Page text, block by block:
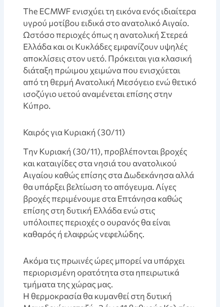
The ECMWF ενισχύει τη εικόνα ενός ιδιαίτερα
υγρού μοτίβου ειδικά στο ανατολικό Αιγαίο.
Ωστόσο περιοχές όπως η ανατολική Στερεά
Ελλάδα και οι Κυκλάδες εμφανίζουν υψηλές
αποκλίσεις στον υετό. Πρόκειται για κλασική
διάταξη πρώιμου χειμώνα που ενισχύεται
από τη θερμή Ανατολική Μεσόγειο ενώ θετικό
ισοζύγιο υετού αναμένεται επίσης στην
Κύπρο.
Καιρός για Κυριακή (30/11)
Tην Κυριακή (30/11), προβλέπονται βροχές
και καταιγίδες στα νησιά του ανατολικού
Αιγαίου καθώς επίσης στα Δωδεκάνησα αλλά
θα υπάρξει βελτίωση το απόγευμα. Λίγες
βροχές περιμένουμε στα Επτάνησα καθώς
επίσης στη δυτική Ελλάδα ενώ στις
υπόλοιπες περιοχές ο ουρανός θα είναι
καθαρός ή ελαφρώς νεφελώδης.
Aκόμα τις πρωινές ώρες μπορεί να υπάρχει
περιορισμένη ορατότητα στα ηπειρωτικά
τμήματα της χώρας μας.
Η θερμοκρασία θα κυμανθεί στη δυτική